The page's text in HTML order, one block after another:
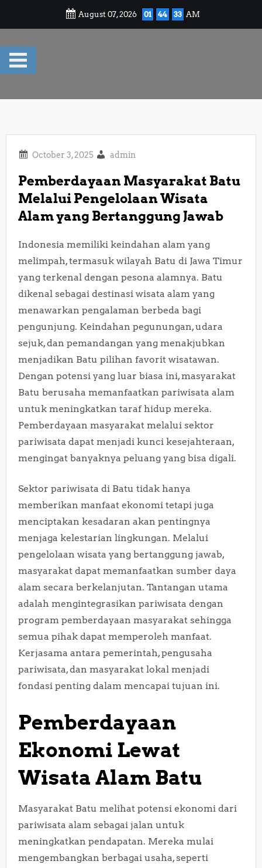
August 07, 2026 01 44 34 AM
admin
Pemberdayaan Masyarakat Batu
Melalui Pengelolaan Wisata
Alam yang Bertanggung Jawab
Indonesia memiliki keindahan alam yang
melimpah, termasuk wilayah Batu di Jawa Timur
yang terkenal dengan pesona alamnya. Batu
dikenal sebagai destinasi wisata alam yang
menawarkan pengalaman berbeda bagi
pengunjung. Keindahan pegunungan, udara
sejuk, dan pemandangan yang menakjubkan
menjadikan Batu pilihan favorit wisatawan.
Dengan potensi yang luar biasa ini, masyarakat
Batu berusaha memanfaatkan pariwisata alam
untuk meningkatkan taraf hidup mereka.
Pemberdayaan masyarakat melalui sektor
pariwisata dapat menjadi kunci kesejahteraan,
mengingat banyaknya peluang yang bisa digali.
Sektor pariwisata di Batu tidak hanya
memberikan manfaat ekonomi tetapi juga
menciptakan kesadaran akan pentingnya
menjaga kelestarian lingkungan. Melalui
pengelolaan wisata yang bertanggung jawab,
masyarakat dapat memanfaatkan sumber daya
alam secara berkelanjutan. Tantangan utama
adalah mengintegrasikan pariwisata dengan
program pemberdayaan masyarakat sehingga
semua pihak dapat memperoleh manfaat.
Kerjasama antara pemerintah, pengusaha
pariwisata, dan masyarakat lokal menjadi
fondasi penting dalam mencapai tujuan ini.
Pemberdayaan
Ekonomi Lewat
Wisata Alam Batu
Masyarakat Batu melihat potensi ekonomi dari
pariwisata alam sebagai jalan untuk
meningkatkan pendapatan. Mereka mulai
mengembangkan berbagai usaha, seperti